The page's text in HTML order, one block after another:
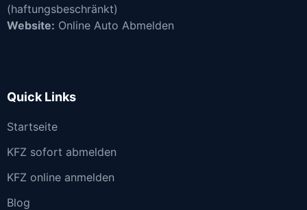
(haftungsbeschränkt)
Website: Online Auto Abmelden
Quick Links
Startseite
KFZ sofort abmelden
KFZ online anmelden
Blog